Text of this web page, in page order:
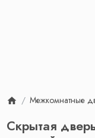
Межкомнатные
Скрытая